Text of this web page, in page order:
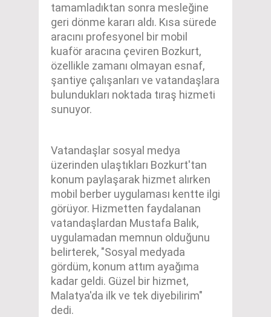
tamamladıktan sonra mesleğine
geri dönme kararı aldı. Kısa sürede
aracını profesyonel bir mobil
kuaför aracına çeviren Bozkurt,
özellikle zamanı olmayan esnaf,
şantiye çalışanları ve vatandaşlara
bulundukları noktada tıraş hizmeti
sunuyor.
Vatandaşlar sosyal medya
üzerinden ulaştıkları Bozkurt'tan
konum paylaşarak hizmet alırken
mobil berber uygulaması kentte ilgi
görüyor. Hizmetten faydalanan
vatandaşlardan Mustafa Balık,
uygulamadan memnun olduğunu
belirterek, "Sosyal medyada
gördüm, konum attım ayağıma
kadar geldi. Güzel bir hizmet,
Malatya'da ilk ve tek diyebilirim"
dedi.